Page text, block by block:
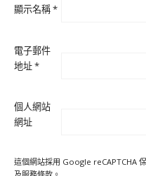
顯示名稱*
電子郵件
地址*
個人網站
網址
這個網站採用 Google reCAPTCHA